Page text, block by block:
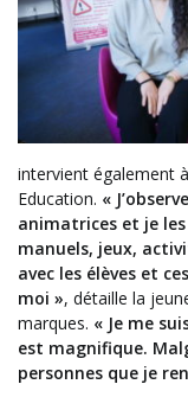
intervient également
Education. «
animatrices et je
manuels, jeux,
avec les élèves et
moi », détaille la
marques. « Je me
est magnifique.
personnes que je